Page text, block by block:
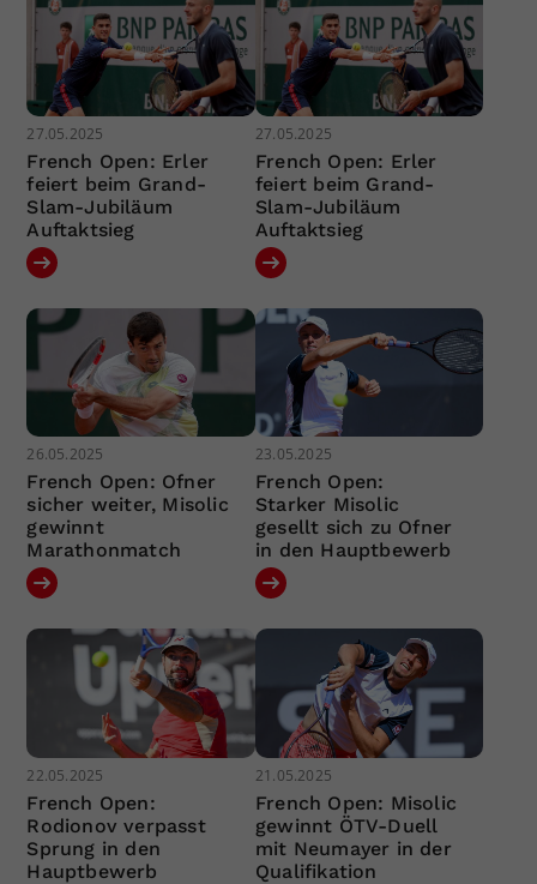
27.05.2025
French Open: Erler
feiert beim Grand-
Slam-Jubiläum
Auftaktsieg
27.05.2025
French Open: Erler
feiert beim Grand-
Slam-Jubiläum
Auftaktsieg
26.05.2025
French Open: Ofner
sicher weiter, Misolic
gewinnt
Marathonmatch
23.05.2025
French Open:
Starker Misolic
gesellt sich zu Ofner
in den Hauptbewerb
22.05.2025
French Open:
Rodionov verpasst
Sprung in den
Hauptbewerb
21.05.2025
French Open: Misolic
gewinnt ÖTV-Duell
mit Neumayer in der
Qualifikation